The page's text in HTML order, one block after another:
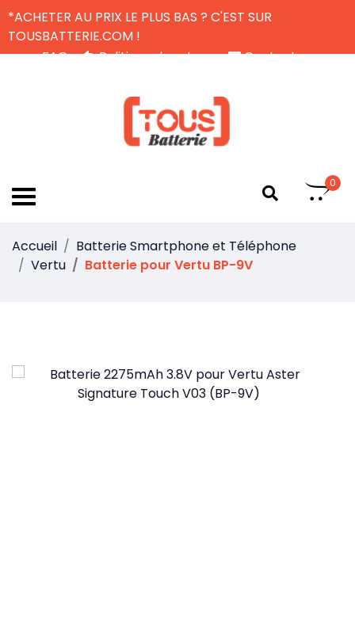
*ACHETER AU PRIX LE PLUS BAS ? C'EST SUR
TOUSBATTERIE.COM !
FAQ
Politique de retour
Contactez-nous
0
Accueil
Batterie Smartphone et Téléphone
Vertu
Batterie pour Vertu BP-9V